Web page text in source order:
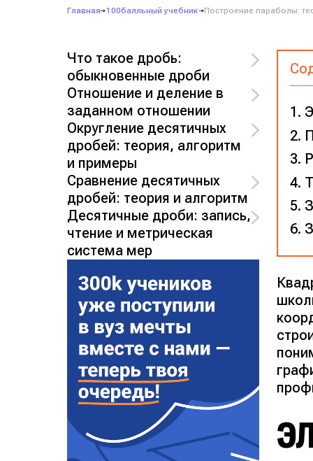
Главная 100балльный учебник Построение параболы:
Что такое дробь:
обыкновенные дроби
Отношение и деление в
заданном отношении
Округление десятичных
дробей: теория, алгоритм
и примеры
Сравнение десятичных
дробей: теория и алгоритм
Десятичные дроби: запись,
чтение и метрическая
система мер